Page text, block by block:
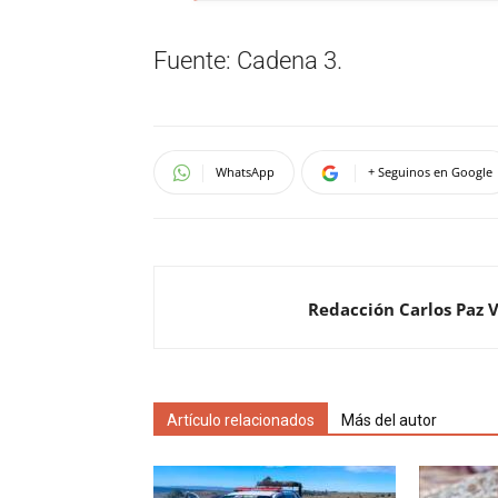
Fuente: Cadena 3.
WhatsApp + Seguinos en Google
Redacción Carlos Paz
Artículo relacionados Más del autor